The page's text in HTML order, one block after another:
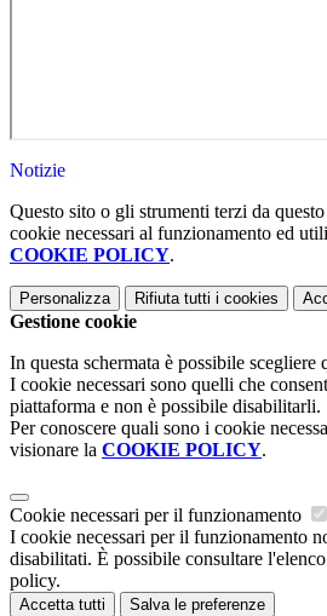
Notizie
Questo sito o gli strumenti terzi da
cookie necessari al funzionamento ed
COOKIE POLICY.
Personalizza Rifiuta tutti i cookies
Gestione cookie
In questa schermata è possibile scegliere
I cookie necessari sono quelli che
piattaforma e non è possibile disabilitarli.
Per conoscere quali sono i cookie
visionare la COOKIE POLICY.
Cookie necessari per il funzionamento
I cookie necessari per il funzionamento
disabilitati. È possibile consultare
policy.
Accetta tutti Salva le preferenze